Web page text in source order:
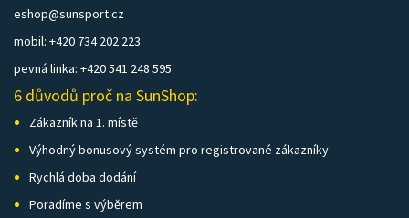
eshop@sunsport.cz
mobil: +420 734 202 223
pevná linka: +420 541 248 595
6 důvodů proč na SunShop:
Zákazník na 1. místě
Výhodný bonusový systém pro registrované zákazníky
Rychlá doba dodání
Poradíme s výběrem